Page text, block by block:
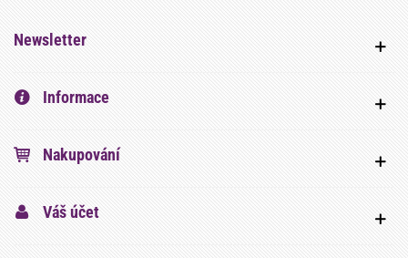
Newsletter
Informace
Nakupování
Váš účet